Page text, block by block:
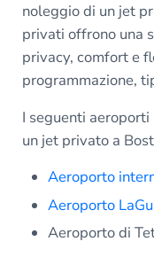
noleggio di un jet
privati offrono una
privacy, comfort e
programmazione,
I seguenti
un jet privato a
Aeroporto
Aeroporto
Aeroporto di